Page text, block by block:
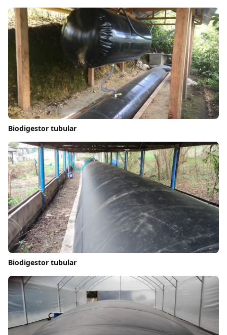
Biodigestor tubular
Biodigestor tubular